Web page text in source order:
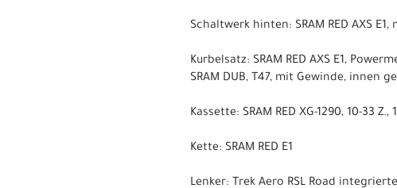
Schaltwerk hinten: SRAM RED AXS
Kurbelsatz: SRAM RED AXS E1,
SRAM DUB, T47, mit Gewinde, innen
Kassette: SRAM RED XG-1290, 10-33 Z.,
Kette: SRAM RED E1
Lenker: Trek Aero RSL Road